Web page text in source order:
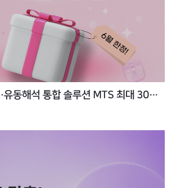
유동해석 통합 솔루션 MTS 최대 30%
라이선스 가격 안내